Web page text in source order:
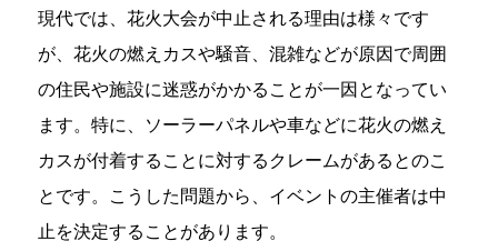
現代では、花火大会が中止される理由は様々です
が、花火の燃えカスや騒音、混雑などが原因で周囲
の住民や施設に迷惑がかかることが一因となってい
ます。特に、ソーラーパネルや車などに花火の燃え
カスが付着することに対するクレームがあるとのこ
とです。こうした問題から、イベントの主催者は中
止を決定することがあります。